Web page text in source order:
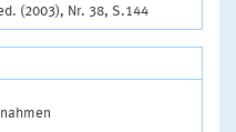
(2003), Nr. 38, S.144